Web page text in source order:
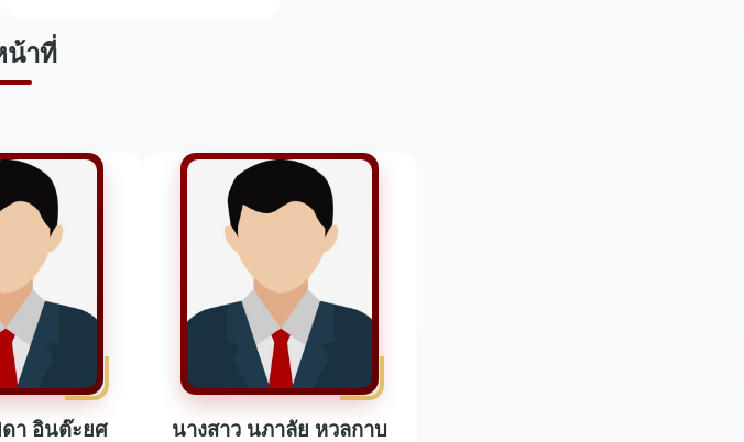
น้าที่
า อินต๊ะยศ นางสาว นภาลัย หวลกาบ